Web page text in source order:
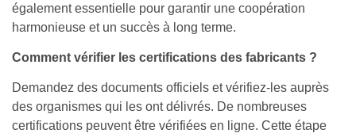
également essentielle pour garantir une coopération
harmonieuse et un succès à long terme.
Comment vérifier les certifications des fabricants ?
Demandez des documents officiels et vérifiez-les auprès
des organismes qui les ont délivrés. De nombreuses
certifications peuvent être vérifiées en ligne. Cette étape